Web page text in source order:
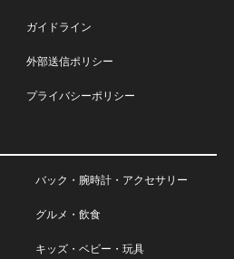
ガイドライン
外部送信ポリシー
プライバシーポリシー
バック・腕時計・アクセサリー
グルメ・飲食
キッズ・ベビー・玩具